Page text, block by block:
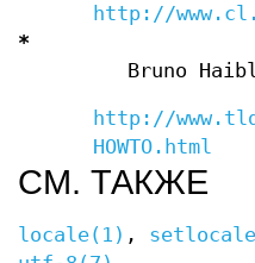
http://
*
Bruno
http://
HOWTO.html
СМ. ТАКЖЕ
locale(1) ,